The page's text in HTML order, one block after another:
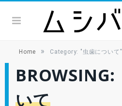
Home » Category: "虫歯について"
BROWSING:
いて